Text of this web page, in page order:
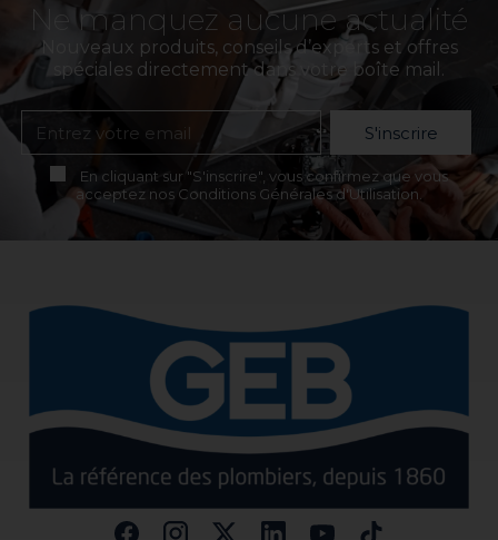
Ne manquez aucune actualité
Nouveaux produits, conseils d’experts et offres
spéciales directement dans votre boîte mail.
En cliquant sur "S'inscrire", vous confirmez que vous
acceptez nos Conditions Générales d'Utilisation.
S'inscrire